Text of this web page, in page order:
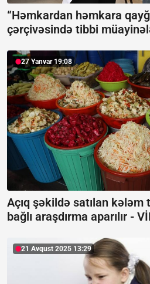
“Həmkardan həmkara
çərçivəsində tibbi
27 Yanvar 19:08
Açıq şəkildə satılan
bağlı araşdırma aparılır -
21 Avqust 2025 13:29